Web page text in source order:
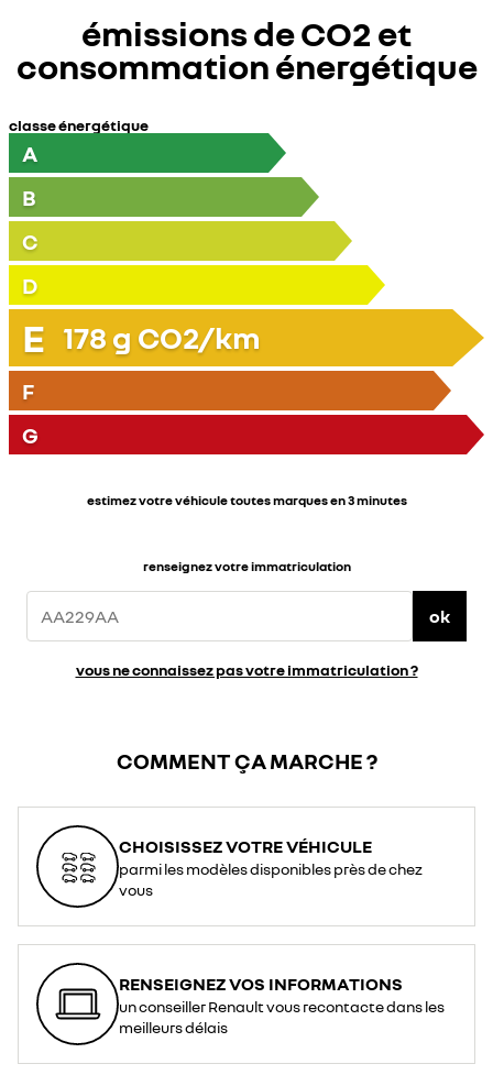
émissions de CO2 et
consommation énergétique
classe énergétique
A
B
C
D
E 178 g CO2/km
F
G
estimez votre véhicule toutes marques en 3 minutes
renseignez votre immatriculation
ok
vous ne connaissez pas votre immatriculation ?
COMMENT ÇA MARCHE ?
CHOISISSEZ VOTRE VÉHICULE
parmi les modèles disponibles près de chez
vous
RENSEIGNEZ VOS INFORMATIONS
un conseiller Renault vous recontacte dans les
meilleurs délais